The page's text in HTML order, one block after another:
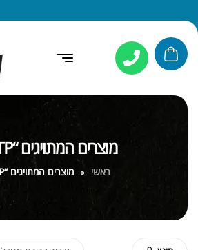
מוצרים המתויגים “5HTP”
ראשי מוצרים המתויגים “5HTP”